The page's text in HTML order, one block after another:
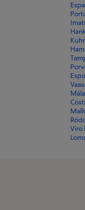
Viro